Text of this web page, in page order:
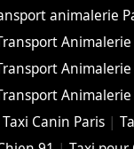
animalerie
Animalerie
Animalerie
Animalerie
Taxi Canin Paris|